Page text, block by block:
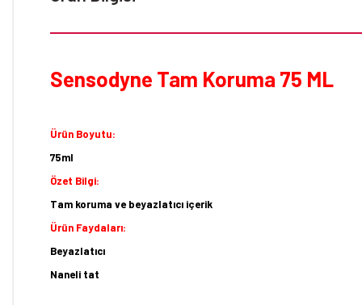
Sensodyne Tam Koruma 75 ML
Ürün Boyutu:
75ml
Özet Bilgi:
Tam koruma ve beyazlatıcı içerik
Ürün Faydaları:
Beyazlatıcı
Naneli tat